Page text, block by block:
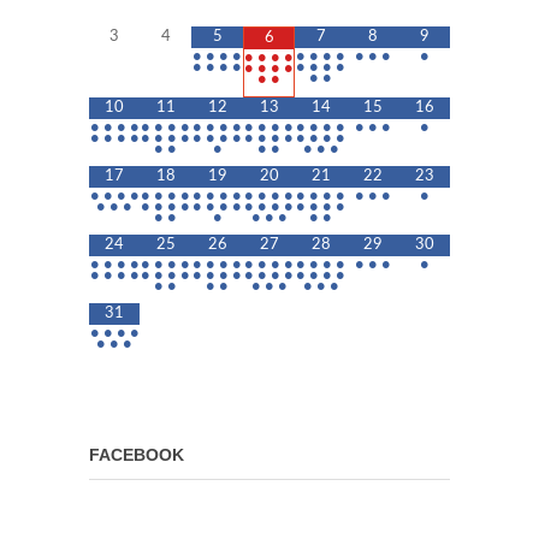
3 4
5
• • • •
• • • •
6
• • • •
• • • •
• •
7
• • • •
• • • •
• •
8
• • •
9
•
10
• • • •
• • • •
11
• • • •
• • • •
• •
12
• • • •
• • • •
•
13
• • • •
• • • •
• •
14
• • • •
• • • •
• • •
15
• • •
16
•
17
• • • •
• • •
18
• • • •
• • • •
• •
19
• • • •
• • • •
•
20
• • • •
• • • •
• • •
21
• • • •
• • • •
• •
22
• • •
23
•
24
• • • •
• • • •
25
• • • •
• • • •
• •
26
• • • •
• • • •
• •
27
• • • •
• • • •
• • •
28
• • • •
• • • •
• • •
29
• • •
30
•
31
• • • •
• • •
FACEBOOK